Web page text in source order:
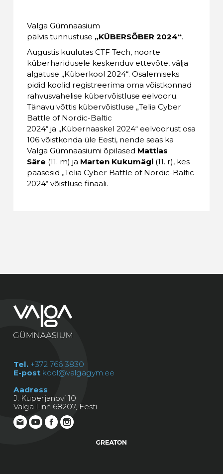
Valga Gümnaasium
pälvis tunnustuse „KÜBERSÕBER 2024“.
Augustis kuulutas CTF Tech, noorte
küberharidusele keskenduv ettevõte, välja
algatuse „Küberkool 2024“. Osalemiseks
pidid koolid registreerima oma võistkonnad
rahvusvahelise kübervõistluse eelvooru.
Tänavu võttis kübervõistluse „Telia Cyber
Battle of Nordic-Baltic
2024“ ja „Kübernaaskel 2024“ eelvoorust osa
106 võistkonda üle Eesti, nende seas ka
Valga Gümnaasiumi õpilased Mattias
Säre (11. m) ja Marten Kukumägi (11. r), kes
pääsesid „Telia Cyber Battle of Nordic-Baltic
2024“ võistluse finaali.
Tel. +372 766 3830
E-post kool@valgagym.ee
Aadress
J. Kuperjanovi 10
Valga Linn 68207, Eesti